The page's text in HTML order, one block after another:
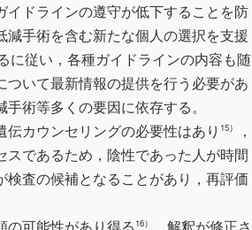
ドラインの遵守が低下することを防
手術を含む新たな個人の選択を支援
に従い，各種ガイドラインの内容も随
いて最新情報の提供を行う必要があ
術等多くの要因に依存する。
カウンセリングの必要性はあり 15）
，
であるため，陰性であった人が時間
査の候補となることがあり，再評価
16）